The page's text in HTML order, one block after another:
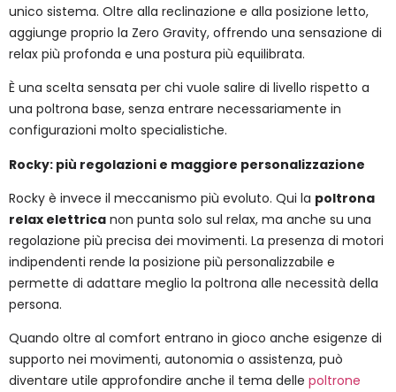
unico sistema. Oltre alla reclinazione e alla posizione letto,
aggiunge proprio la Zero Gravity, offrendo una sensazione di
relax più profonda e una postura più equilibrata.
È una scelta sensata per chi vuole salire di livello rispetto a
una poltrona base, senza entrare necessariamente in
configurazioni molto specialistiche.
Rocky: più regolazioni e maggiore personalizzazione
Rocky è invece il meccanismo più evoluto. Qui la poltrona
relax elettrica non punta solo sul relax, ma anche su una
regolazione più precisa dei movimenti. La presenza di motori
indipendenti rende la posizione più personalizzabile e
permette di adattare meglio la poltrona alle necessità della
persona.
Quando oltre al comfort entrano in gioco anche esigenze di
supporto nei movimenti, autonomia o assistenza, può
diventare utile approfondire anche il tema delle poltrone